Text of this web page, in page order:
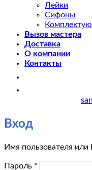
Лейки
Сифоны
Вызов мастера
Доставка
О компании
Контакты
Вход
Имя пользователя или
Пароль *